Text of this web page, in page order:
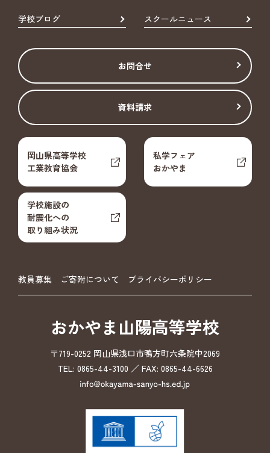
学校ブログ スクールニュース
お問合せ
資料請求
岡山県高等学校
工業教育協会
私学フェア
おかやま
学校施設の
耐震化への
取り組み状況
教員募集 ご寄附について プライバシーポリシー
おかやま山陽高等学校
〒719-0252 岡山県浅口市鴨方町六条院中2069
TEL: 0865-44-3100 ／ FAX: 0865-44-6626